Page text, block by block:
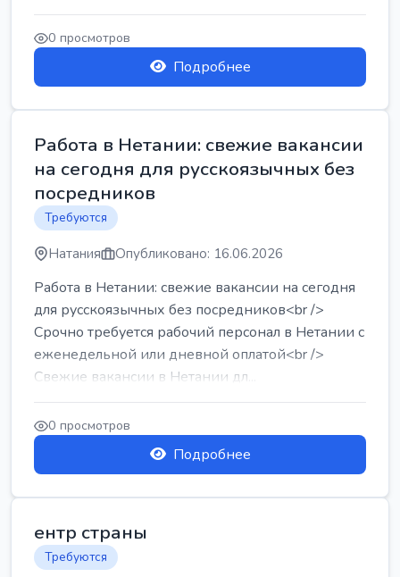
женщин от хозя...
0 просмотров
Подробнее
Работа в Нетании: свежие вакансии
на сегодня для русскоязычных без
посредников
Требуются
Натания Опубликовано: 16.06.2026
Работа в Нетании: свежие вакансии на сегодня
для русскоязычных без посредников<br />
Срочно требуется рабочий персонал в Нетании с
еженедельной или дневной оплатой<br />
Свежие вакансии в Нетании дл...
0 просмотров
Подробнее
ентр страны
Требуются